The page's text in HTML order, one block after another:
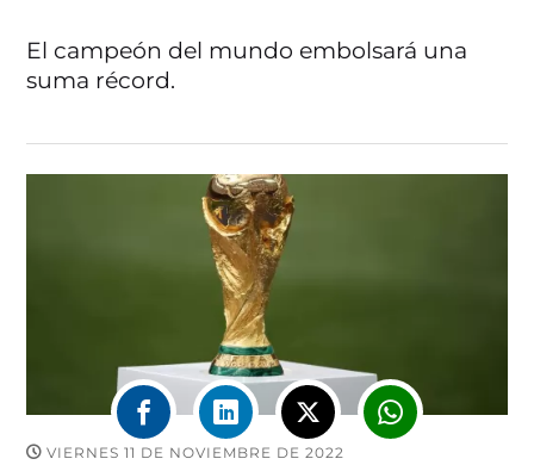
El campeón del mundo embolsará una
suma récord.
VIERNES 11 DE NOVIEMBRE DE 2022